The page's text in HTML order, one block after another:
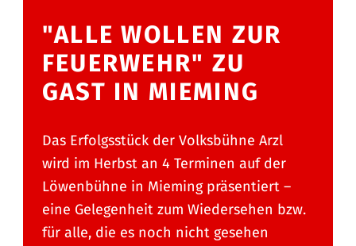
"ALLE WOLLEN ZUR
FEUERWEHR" ZU
GAST IN MIEMING
Das Erfolgsstück der Volksbühne Arzl
wird im Herbst an 4 Terminen auf der
Löwenbühne in Mieming präsentiert –
eine Gelegenheit zum Wiedersehen bzw.
für alle, die es noch nicht gesehen